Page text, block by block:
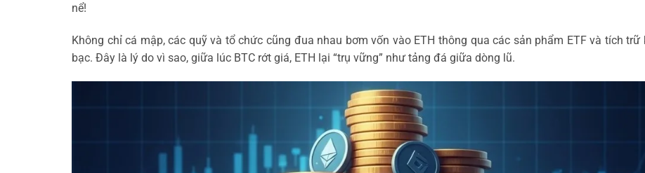
nể!
Không chỉ cá mập, các quỹ và tổ chức cũng đua nhau bơm vốn vào ETH thông qua các sản phẩm ETF và tích trữ
bạc. Đây là lý do vì sao, giữa lúc BTC rớt giá, ETH lại “trụ vững” như tảng đá giữa dòng lũ.